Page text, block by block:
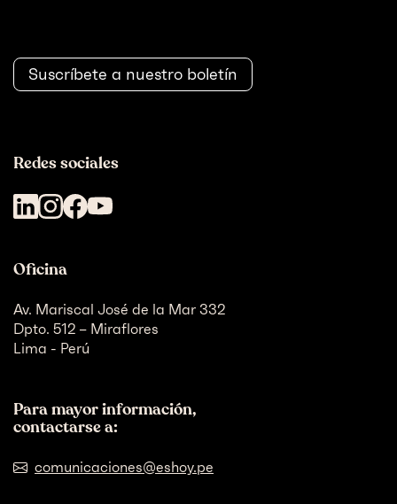
Suscríbete a nuestro boletín
Redes sociales
Oficina
Av. Mariscal José de la Mar 332
Dpto. 512 – Miraflores
Lima - Perú
Para mayor información,
contactarse a:
comunicaciones@eshoy.pe